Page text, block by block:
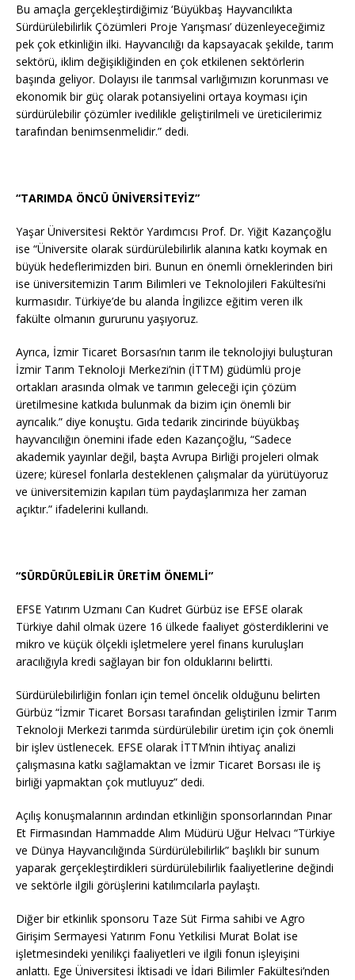
Bu amaçla gerçekleştirdiğimiz ‘Büyükbaş Hayvancılıkta
Sürdürülebilirlik Çözümleri Proje Yarışması’ düzenleyeceğimiz
pek çok etkinliğin ilki. Hayvancılığı da kapsayacak şekilde, tarım
sektörü, iklim değişikliğinden en çok etkilenen sektörlerin
başında geliyor. Dolayısı ile tarımsal varlığımızın korunması ve
ekonomik bir güç olarak potansiyelini ortaya koyması için
sürdürülebilir çözümler ivedilikle geliştirilmeli ve üreticilerimiz
tarafından benimsenmelidir.” dedi.
“TARIMDA ÖNCÜ ÜNİVERSİTEYİZ”
Yaşar Üniversitesi Rektör Yardımcısı Prof. Dr. Yiğit Kazançoğlu
ise “Üniversite olarak sürdürülebilirlik alanına katkı koymak en
büyük hedeflerimizden biri. Bunun en önemli örneklerinden biri
ise üniversitemizin Tarım Bilimleri ve Teknolojileri Fakültesi’ni
kurmasıdır. Türkiye’de bu alanda İngilizce eğitim veren ilk
fakülte olmanın gururunu yaşıyoruz.
Ayrıca, İzmir Ticaret Borsası’nın tarım ile teknolojiyi buluşturan
İzmir Tarım Teknoloji Merkezi’nin (İTTM) güdümlü proje
ortakları arasında olmak ve tarımın geleceği için çözüm
üretilmesine katkıda bulunmak da bizim için önemli bir
ayrıcalık.” diye konuştu. Gıda tedarik zincirinde büyükbaş
hayvancılığın önemini ifade eden Kazançoğlu, “Sadece
akademik yayınlar değil, başta Avrupa Birliği projeleri olmak
üzere; küresel fonlarla desteklenen çalışmalar da yürütüyoruz
ve üniversitemizin kapıları tüm paydaşlarımıza her zaman
açıktır.” ifadelerini kullandı.
“SÜRDÜRÜLEBİLİR ÜRETİM ÖNEMLİ”
EFSE Yatırım Uzmanı Can Kudret Gürbüz ise EFSE olarak
Türkiye dahil olmak üzere 16 ülkede faaliyet gösterdiklerini ve
mikro ve küçük ölçekli işletmelere yerel finans kuruluşları
aracılığıyla kredi sağlayan bir fon olduklarını belirtti.
Sürdürülebilirliğin fonları için temel öncelik olduğunu belirten
Gürbüz “İzmir Ticaret Borsası tarafından geliştirilen İzmir Tarım
Teknoloji Merkezi tarımda sürdürülebilir üretim için çok önemli
bir işlev üstlenecek. EFSE olarak İTTM’nin ihtiyaç analizi
çalışmasına katkı sağlamaktan ve İzmir Ticaret Borsası ile iş
birliği yapmaktan çok mutluyuz” dedi.
Açılış konuşmalarının ardından etkinliğin sponsorlarından Pınar
Et Firmasından Hammadde Alım Müdürü Uğur Helvacı “Türkiye
ve Dünya Hayvancılığında Sürdürülebilirlik” başlıklı bir sunum
yaparak gerçekleştirdikleri sürdürülebilirlik faaliyetlerine değindi
ve sektörle ilgili görüşlerini katılımcılarla paylaştı.
Diğer bir etkinlik sponsoru Taze Süt Firma sahibi ve Agro
Girişim Sermayesi Yatırım Fonu Yetkilisi Murat Bolat ise
işletmesindeki yenilikçi faaliyetleri ve ilgili fonun işleyişini
anlattı. Ege Üniversitesi İktisadi ve İdari Bilimler Fakültesi’nden